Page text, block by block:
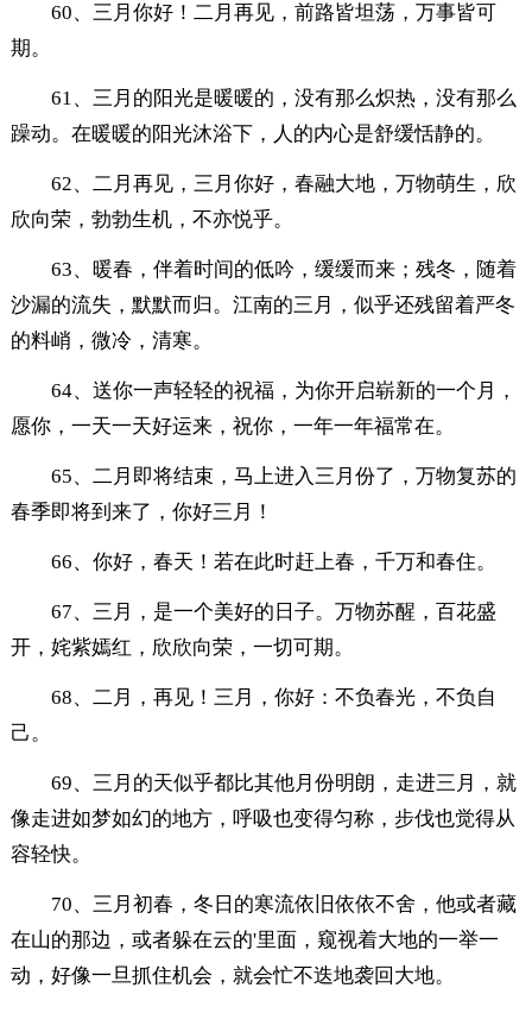
60、三月你好！二月再见，前路皆坦荡，万事皆可
期。
61、三月的阳光是暖暖的，没有那么炽热，没有那么
躁动。在暖暖的阳光沐浴下，人的内心是舒缓恬静的。
62、二月再见，三月你好，春融大地，万物萌生，欣
欣向荣，勃勃生机，不亦悦乎。
63、暖春，伴着时间的低吟，缓缓而来；残冬，随着
沙漏的流失，默默而归。江南的三月，似乎还残留着严冬
的料峭，微冷，清寒。
64、送你一声轻轻的祝福，为你开启崭新的一个月，
愿你，一天一天好运来，祝你，一年一年福常在。
65、二月即将结束，马上进入三月份了，万物复苏的
春季即将到来了，你好三月！
66、你好，春天！若在此时赶上春，千万和春住。
67、三月，是一个美好的日子。万物苏醒，百花盛
开，姹紫嫣红，欣欣向荣，一切可期。
68、二月，再见！三月，你好：不负春光，不负自
己。
69、三月的天似乎都比其他月份明朗，走进三月，就
像走进如梦如幻的地方，呼吸也变得匀称，步伐也觉得从
容轻快。
70、三月初春，冬日的寒流依旧依依不舍，他或者藏
在山的那边，或者躲在云的'里面，窥视着大地的一举一
动，好像一旦抓住机会，就会忙不迭地袭回大地。